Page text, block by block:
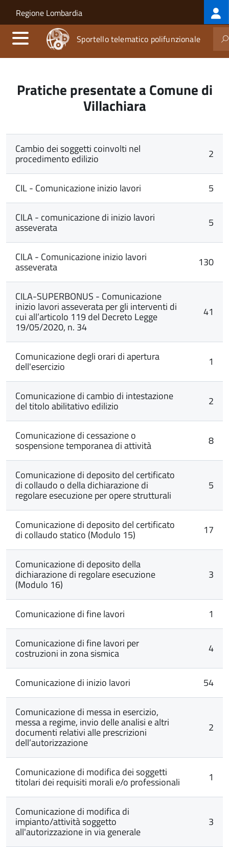
Salta al contenuto principale
Skip to site navigation
Regione Lombardia
Sportello telematico polifunzionale
Pratiche presentate a Comune di
Villachiara
Cambio dei soggetti coinvolti nel
procedimento edilizio 2
CIL - Comunicazione inizio lavori 5
CILA - comunicazione di inizio lavori
asseverata 5
CILA - Comunicazione inizio lavori
asseverata 130
CILA-SUPERBONUS - Comunicazione
inizio lavori asseverata per gli interventi di
cui all’articolo 119 del Decreto Legge
19/05/2020, n. 34
41
Comunicazione degli orari di apertura
dell'esercizio 1
Comunicazione di cambio di intestazione
del titolo abilitativo edilizio 2
Comunicazione di cessazione o
sospensione temporanea di attività 8
Comunicazione di deposito del certificato
di collaudo o della dichiarazione di
regolare esecuzione per opere strutturali
5
Comunicazione di deposito del certificato
di collaudo statico (Modulo 15) 17
Comunicazione di deposito della
dichiarazione di regolare esecuzione
(Modulo 16)
3
Comunicazione di fine lavori 1
Comunicazione di fine lavori per
costruzioni in zona sismica 4
Comunicazione di inizio lavori 54
Comunicazione di messa in esercizio,
messa a regime, invio delle analisi e altri
documenti relativi alle prescrizioni
dell’autorizzazione
2
Comunicazione di modifica dei soggetti
titolari dei requisiti morali e/o professionali 1
Comunicazione di modifica di
impianto/attività soggetto
all'autorizzazione in via generale
3